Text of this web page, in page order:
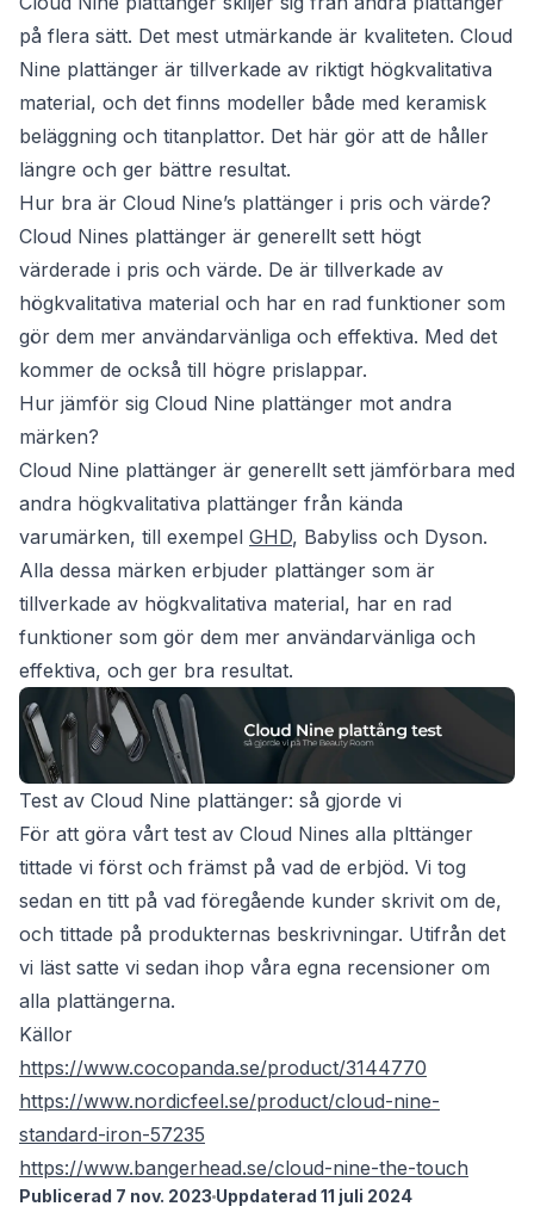
på flera sätt. Det mest utmärkande är kvaliteten. Cloud
Nine plattänger är tillverkade av riktigt högkvalitativa
material, och det finns modeller både med keramisk
beläggning och titanplattor. Det här gör att de håller
längre och ger bättre resultat.
Hur bra är Cloud Nine’s plattänger i pris och värde?
Cloud Nines plattänger är generellt sett högt
värderade i pris och värde. De är tillverkade av
högkvalitativa material och har en rad funktioner som
gör dem mer användarvänliga och effektiva. Med det
kommer de också till högre prislappar.
Hur jämför sig Cloud Nine plattänger mot andra
märken?
Cloud Nine plattänger är generellt sett jämförbara med
andra högkvalitativa plattänger från kända
varumärken, till exempel GHD, Babyliss och Dyson.
Alla dessa märken erbjuder plattänger som är
tillverkade av högkvalitativa material, har en rad
funktioner som gör dem mer användarvänliga och
effektiva, och ger bra resultat.
Test av Cloud Nine plattänger: så gjorde vi
För att göra vårt test av Cloud Nines alla plttänger
tittade vi först och främst på vad de erbjöd. Vi tog
sedan en titt på vad föregående kunder skrivit om de,
och tittade på produkternas beskrivningar. Utifrån det
vi läst satte vi sedan ihop våra egna recensioner om
alla plattängerna.
Källor
https://www.cocopanda.se/product/3144770
https://www.nordicfeel.se/product/cloud-nine-
standard-iron-57235
https://www.bangerhead.se/cloud-nine-the-touch
Publicerad 7 nov. 2023 Uppdaterad 11 juli 2024